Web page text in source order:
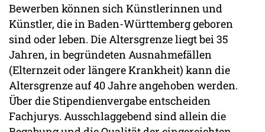
Bewerben können sich Künstlerinnen und
Künstler, die in Baden-Württemberg geboren
sind oder leben. Die Altersgrenze liegt bei 35
Jahren, in begründeten Ausnahmefällen
(Elternzeit oder längere Krankheit) kann die
Altersgrenze auf 40 Jahre angehoben werden.
Über die Stipendienvergabe entscheiden
Fachjurys. Ausschlaggebend sind allein die